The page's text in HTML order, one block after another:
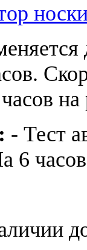
- Тест
6 часов